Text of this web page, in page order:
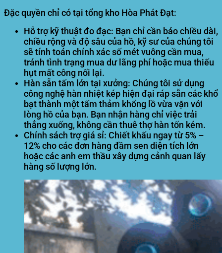
Đặc quyền chỉ có tại tổng kho Hòa Phát Đạt:
Hỗ trợ kỹ thuật đo đạc: Bạn chỉ cần báo chiều dài,
chiều rộng và độ sâu của hồ, kỹ sư của chúng tôi
sẽ tính toán chính xác số mét vuông cần mua,
tránh tình trạng mua dư lãng phí hoặc mua thiếu
hụt mất công nối lại.
Hàn sẵn tấm lớn tại xưởng: Chúng tôi sử dụng
công nghệ hàn nhiệt kép hiện đại ráp sẵn các khổ
bạt thành một tấm thảm khổng lồ vừa vặn với
lòng hồ của bạn. Bạn nhận hàng chỉ việc trải
thẳng xuống, không cần thuê thợ hàn tốn kém.
Chính sách trợ giá sỉ: Chiết khấu ngay từ 5% –
12% cho các đơn hàng đầm sen diện tích lớn
hoặc các anh em thầu xây dựng cảnh quan lấy
hàng số lượng lớn.